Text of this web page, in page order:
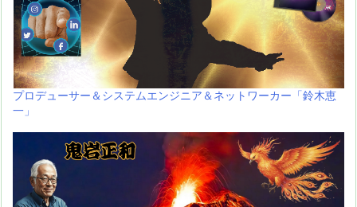
プロデューサー＆システムエンジニア＆ネットワーカー「鈴木恵
一」